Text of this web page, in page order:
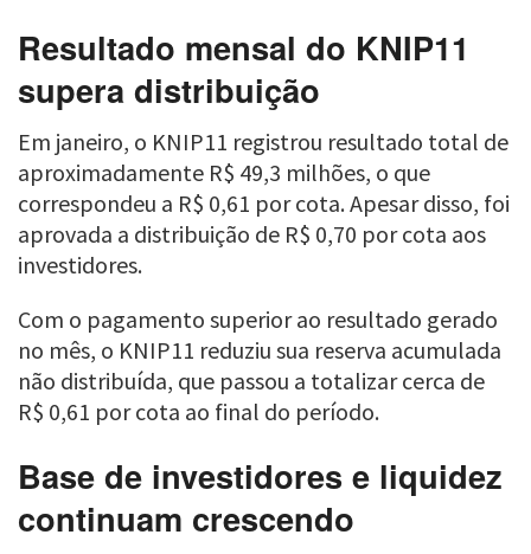
Resultado mensal do KNIP11
supera distribuição
Em janeiro, o KNIP11 registrou resultado total de
aproximadamente R$ 49,3 milhões, o que
correspondeu a R$ 0,61 por cota. Apesar disso, foi
aprovada a distribuição de R$ 0,70 por cota aos
investidores.
Com o pagamento superior ao resultado gerado
no mês, o KNIP11 reduziu sua reserva acumulada
não distribuída, que passou a totalizar cerca de
R$ 0,61 por cota ao final do período.
Base de investidores e liquidez
continuam crescendo